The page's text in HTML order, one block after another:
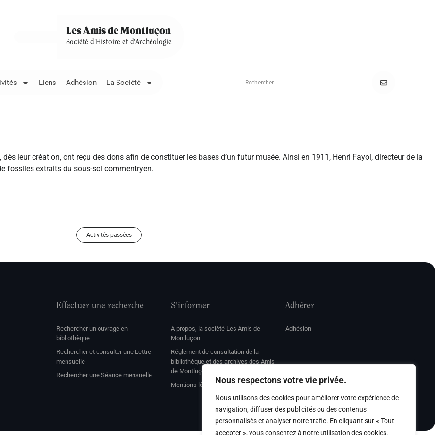
Nous respectons votre vie privée.
Nous utilisons des cookies pour améliorer votre expérience de
navigation, diffuser des publicités ou des contenus
personnalisés et analyser notre trafic. En cliquant sur « Tout
accepter », vous consentez à notre utilisation des cookies.
Les Amis de Montluçon
Société d'Histoire et d'Archéologie
Liens Adhésion La Société
leur création, ont reçu des dons afin de constituer les bases d’un futur musée. Ainsi en 1911, Henri Fayol, directeur de la
fossiles extraits du sous-sol commentryen.
Activités passées
Effectuer une recherche
Rechercher un ouvrage en
bibliothèque
Rechercher et consulter une Lettre
mensuelle
Rechercher une Séance mensuelle
S'informer
A propos, la société Les Amis de
Montluçon
Réglement de consultation de la
bibliothèque et des archives des Amis
de Montluçon
Mentions légales
Adhérer
Adhésion